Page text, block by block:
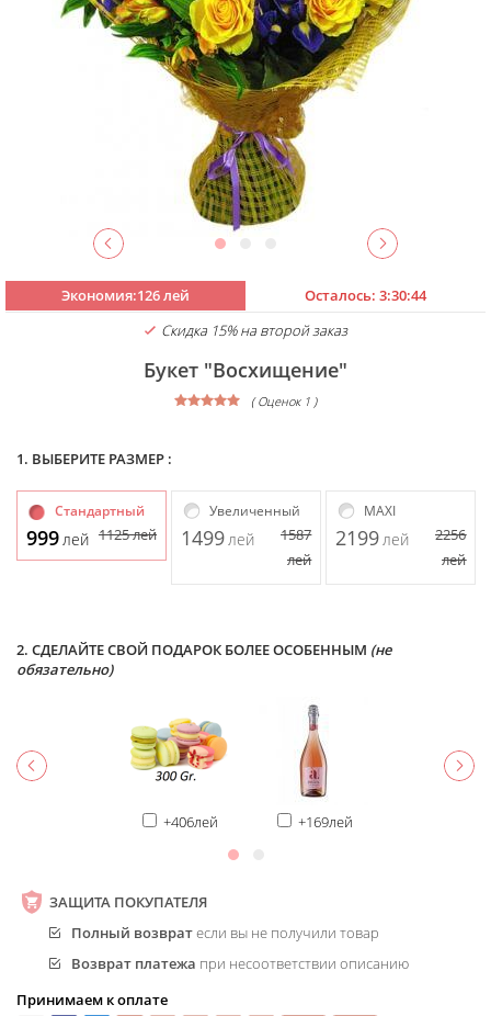
Экономия:126 лей Осталось: 3:30:44
Скидка 15% на второй заказ
Букет "Восхищение"
( Оценок 1 )
1. ВЫБЕРИТЕ РАЗМЕР :
Стандартный
999 лей 1125лей
Увеличенный
1499 лей
1587
лей
MAXI
2199 лей
2256
лей
2. СДЕЛАЙТЕ СВОЙ ПОДАРОК БОЛЕЕ ОСОБЕННЫМ (не
обязательно)
+406лей +169лей
ЗАЩИТА ПОКУПАТЕЛЯ
Полный возвратесли вы не получили товар
Возврат платежа при несоответствии описанию
Принимаем к оплате